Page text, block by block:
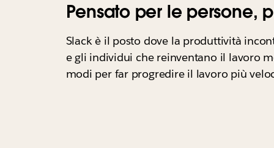
Pensato per le persone,
Slack è il posto dove la produttività
e gli individui che reinventano il lavoro
modi per far progredire il lavoro più